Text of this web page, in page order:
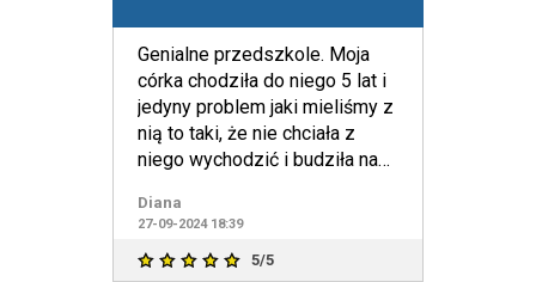
Genialne przedszkole. Moja
córka chodziła do niego 5 lat i
jedyny problem jaki mieliśmy z
nią to taki, że nie chciała z
niego wychodzić i budziła nas
Diana
27-09-2024 18:39
5/5